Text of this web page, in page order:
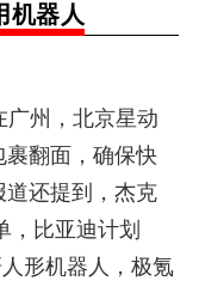
机器人
州，北京星动
翻面，确保快
还提到，杰克
，比亚迪计划
形机器人，极氪